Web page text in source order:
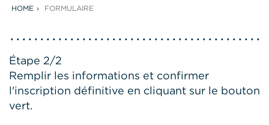
HOME FORMULAIRE
Étape 2/2
Remplir les informations et confirmer
l'inscription définitive en cliquant sur le bouton
vert.